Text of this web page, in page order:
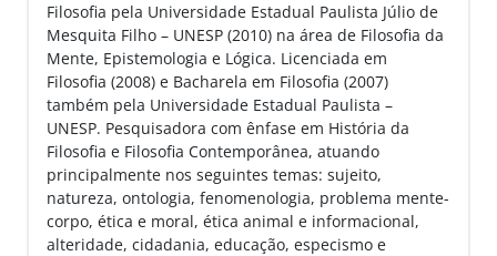
Filosofia pela Universidade Estadual Paulista Júlio de
Mesquita Filho – UNESP (2010) na área de Filosofia da
Mente, Epistemologia e Lógica. Licenciada em
Filosofia (2008) e Bacharela em Filosofia (2007)
também pela Universidade Estadual Paulista –
UNESP. Pesquisadora com ênfase em História da
Filosofia e Filosofia Contemporânea, atuando
principalmente nos seguintes temas: sujeito,
natureza, ontologia, fenomenologia, problema mente-
corpo, ética e moral, ética animal e informacional,
alteridade, cidadania, educação, especismo e